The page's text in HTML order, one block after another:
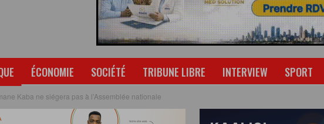
ÉCONOMIE SOCIÉTÉ TRIBUNE LIBRE INTERVIEW SPORT
Kaba ne siégera pas à l’Assemblée nationale